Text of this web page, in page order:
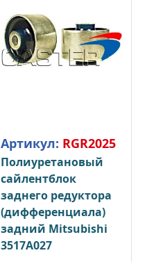
Артикул: RGR2025
Полиуретановый
сайлентблок
заднего редуктора
(дифференциала)
задний Mitsubishi
3517A027